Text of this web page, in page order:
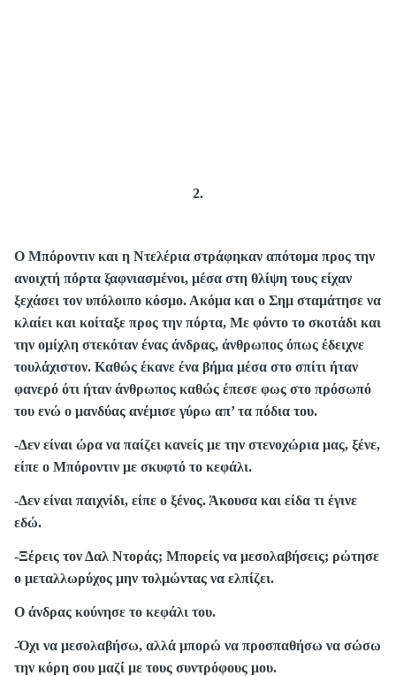
2.
Ο Μπόροντιν και η Ντελέρια στράφηκαν απότομα προς την
ανοιχτή πόρτα ξαφνιασμένοι, μέσα στη θλίψη τους είχαν
ξεχάσει τον υπόλοιπο κόσμο. Ακόμα και ο Σημ σταμάτησε να
κλαίει και κοίταξε προς την πόρτα, Με φόντο το σκοτάδι και
την ομίχλη στεκόταν ένας άνδρας, άνθρωπος όπως έδειχνε
τουλάχιστον. Καθώς έκανε ένα βήμα μέσα στο σπίτι ήταν
φανερό ότι ήταν άνθρωπος καθώς έπεσε φως στο πρόσωπό
του ενώ ο μανδύας ανέμισε γύρω απ’ τα πόδια του.
-Δεν είναι ώρα να παίζει κανείς με την στενοχώρια μας, ξένε,
είπε ο Μπόροντιν με σκυφτό το κεφάλι.
-Δεν είναι παιχνίδι, είπε ο ξένος. Άκουσα και είδα τι έγινε
εδώ.
-Ξέρεις τον Δαλ Ντοράς; Μπορείς να μεσολαβήσεις; ρώτησε
ο μεταλλωρύχος μην τολμώντας να ελπίζει.
Ο άνδρας κούνησε το κεφάλι του.
-Όχι να μεσολαβήσω, αλλά μπορώ να προσπαθήσω να σώσω
την κόρη σου μαζί με τους συντρόφους μου.